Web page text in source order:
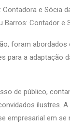
Contadora e Sócia
Barros: Contador e
foram
para a adaptação
de público,
ilustres.
empresarial em